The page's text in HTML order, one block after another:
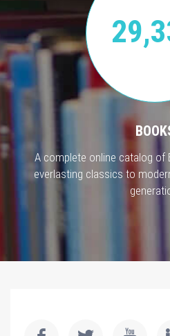
A complete online catalog of
everlasting classics to